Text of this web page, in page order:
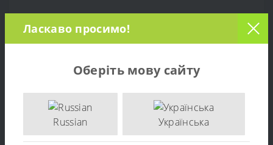
Сервисный центр
Хундай Киев
Сервисный центр
Соло бай Алко
Ласкаво просимо!
Оберіть мову сайту
Russian Українська